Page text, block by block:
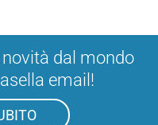
novità dal mondo
email!